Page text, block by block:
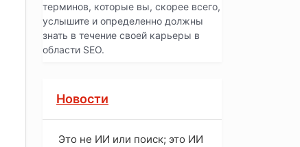
терминов, которые вы, скорее всего,
услышите и определенно должны
знать в течение своей карьеры в
области SEO.
Новости
Это не ИИ или поиск; это ИИ